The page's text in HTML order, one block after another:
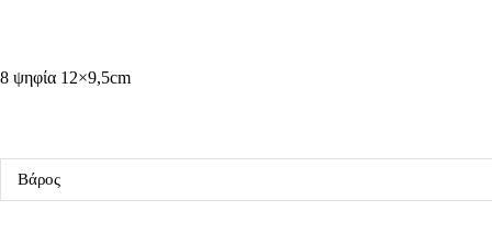
8 ψηφία 12×9,5cm
Βάρος